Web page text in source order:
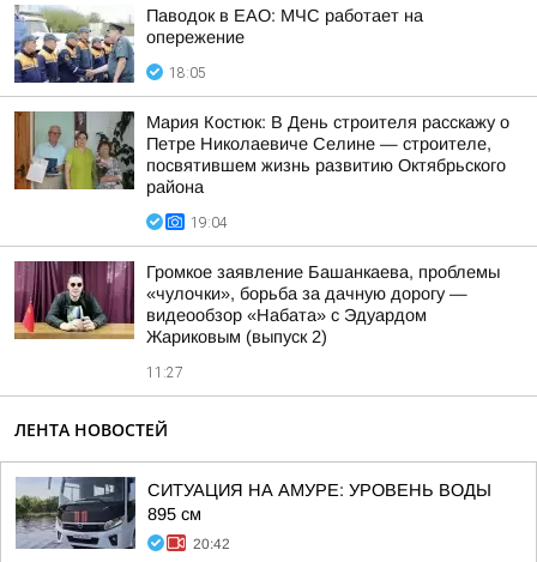
Паводок в ЕАО: МЧС работает на
опережение
18:05
Мария Костюк: В День строителя расскажу о
Петре Николаевиче Селине — строителе,
посвятившем жизнь развитию Октябрьского
района
19:04
Громкое заявление Башанкаева, проблемы
«чулочки», борьба за дачную дорогу —
видеообзор «Набата» с Эдуардом
Жариковым (выпуск 2)
11:27
ЛЕНТА НОВОСТЕЙ
СИТУАЦИЯ НА АМУРЕ: УРОВЕНЬ ВОДЫ
895 см
20:42